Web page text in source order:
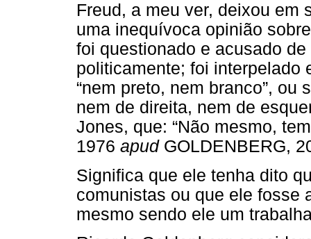
Freud, a meu ver, deixou em
uma inequívoca opinião
foi questionado e acusado
politicamente; foi interpelado
“nem preto, nem branco”,
nem de direita, nem de
Jones, que: “Não mesmo,
1976 apudGOLDENBERG,
Significa que ele tenha dito
comunistas ou que ele fosse
mesmo sendo ele um